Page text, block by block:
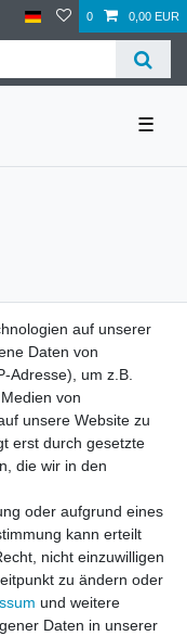
0 0,00 EUR
☰
auf unserer
Daten von
Adresse), um z.B.
von
unsere Website zu
erst durch gesetzte
die wir in den
oder aufgrund eines
kann erteilt
nicht einzuwilligen
zu ändern oder
und weitere
Daten in unserer